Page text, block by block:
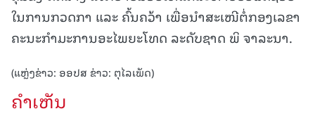
ໃນການກວດກາ ແລະ ຄົ້ນຄວ້າ ເພື່ອນໍາສະເໜີຕໍ່ກອງເລຂາ
ຄະນະກໍາມະການອະໄພຍະໂທດ ລະດັບຊາດ ພິ ຈາລະນາ.
(ແຫຼ່ງຂ່າວ: ອອປສ ຂ່າວ: ຕຸໄລເພັດ)
ຄໍາເຫັນ